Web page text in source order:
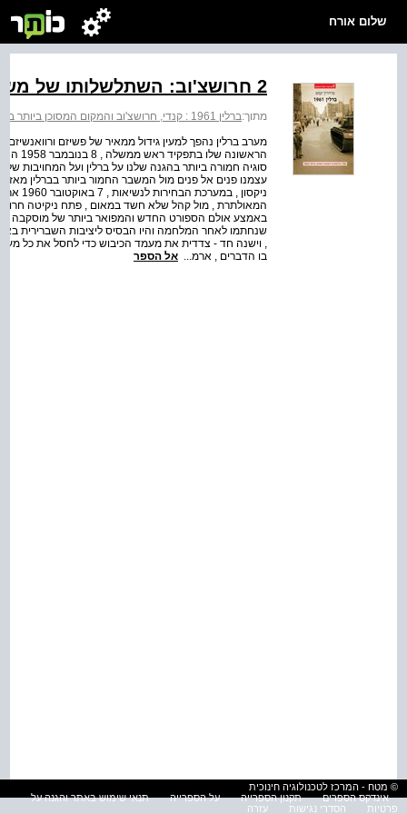
שלום אורח
2 חרושצ'וב: השתלשלותו של משבר ברלין
מתוך:ברלין 1961 : קנדי, חרושצ'וב והמקום המסוכן ביותר בתבל
מערב ברלין נהפך למעין גידול ממאיר של פשיזם
סוגיה חמורה ביותר בהגנה שלנו על ברלין ועל המחויבות
המאולתרת , מול קהל שלא חשד במאום , פתח ניקיטה
באמצע אולם הספורט החדש והמפואר ביותר של מוסקבה ,
שנחתמו לאחר המלחמה והיו הבסיס ליציבות השברירית
, וישנה חד - צדדית את מעמד הכיבוש כדי לחסל את כל
בו הדברים , ארמ... אל הספר
© מטח - המרכז לטכנולוגיה חינוכית
אינדקס הספרים
תקנון הספרייה על הספרייה
תנאי שימוש באתר והגנה על
פרטיות
הסדרי נגישות עזרה